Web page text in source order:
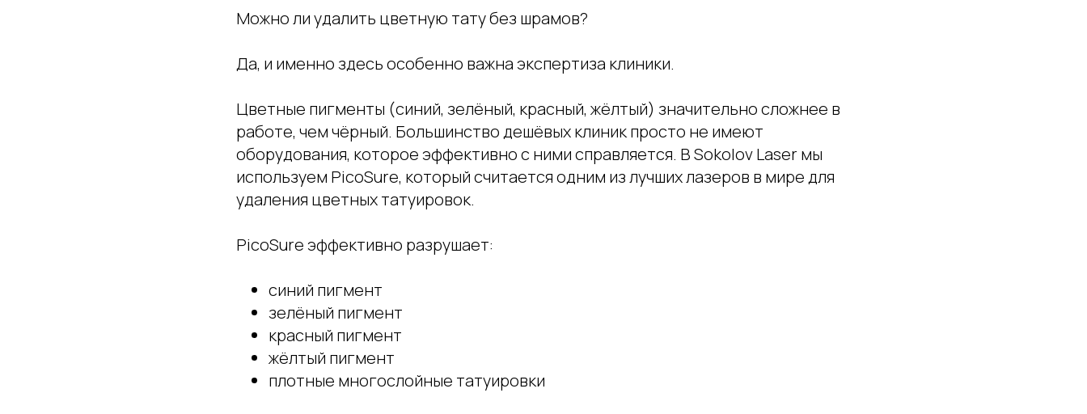
Можно ли удалить цветную тату без шрамов?
Да, и именно здесь особенно важна экспертиза клиники.
Цветные пигменты (синий, зелёный, красный, жёлтый) значительно сложнее в
работе, чем чёрный. Большинство дешёвых клиник просто не имеют
оборудования, которое эффективно с ними справляется. В Sokolov Laser мы
используем PicoSure, который считается одним из лучших лазеров в мире для
удаления цветных татуировок.
PicoSure эффективно разрушает:
синий пигмент
зелёный пигмент
красный пигмент
жёлтый пигмент
плотные многослойные татуировки